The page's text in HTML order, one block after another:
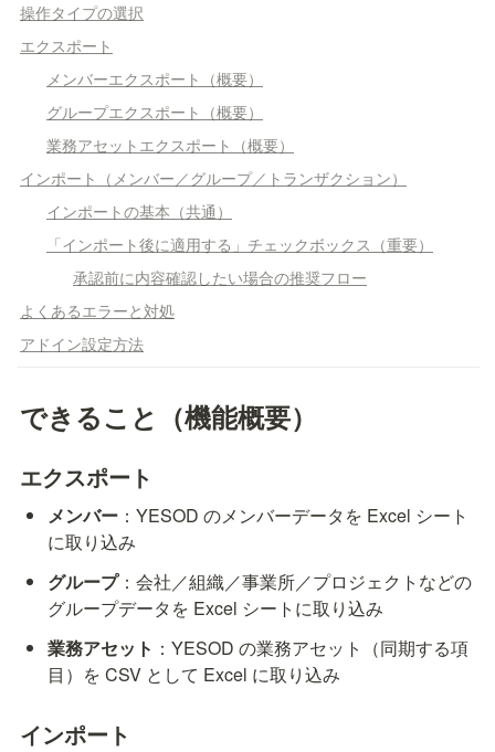
操作タイプの選択
エクスポート
メンバーエクスポート（概要）
グループエクスポート（概要）
業務アセットエクスポート（概要）
インポート（メンバー／グループ／トランザクション）
インポートの基本（共通）
「インポート後に適用する」チェックボックス（重要）
承認前に内容確認したい場合の推奨フロー
よくあるエラーと対処
アドイン設定方法
できること（機能概要）
エクスポート
メンバー ：YESOD のメンバーデータを Excel シート
に取り込み
グループ：会社／組織／事業所／プロジェクトなどの
グループデータを Excel シートに取り込み
業務アセット ：YESOD の業務アセット（同期する項
目）を CSV として Excel に取り込み
インポート